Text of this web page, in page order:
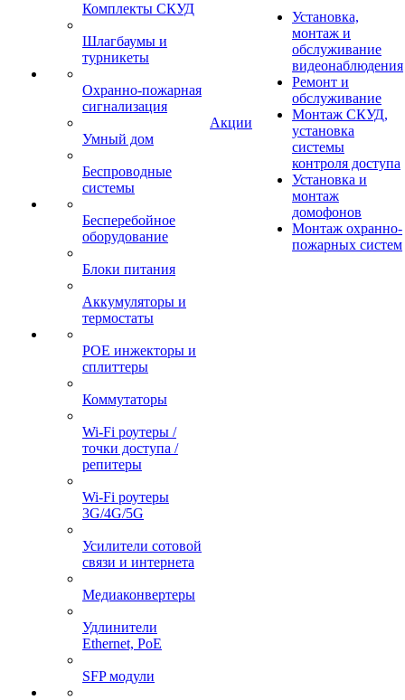
Комплекты СКУД
Шлагбаумы и
турникеты
Охранно-пожарная
сигнализация
Умный дом
Беспроводные
системы
Бесперебойное
оборудование
Блоки питания
Аккумуляторы и
термостаты
POE инжекторы и
сплиттеры
Коммутаторы
Wi-Fi роутеры /
точки доступа /
репитеры
Wi-Fi роутеры
3G/4G/5G
Усилители сотовой
связи и интернета
Медиаконвертеры
Удлинители
Ethernet, PoE
SFP модули
Акции
Установка,
монтаж и
обслуживание
видеонаблюдения
Ремонт и
обслуживание
Монтаж СКУД,
установка
системы
контроля доступа
Установка и
монтаж
домофонов
Монтаж охранно-
пожарных систем